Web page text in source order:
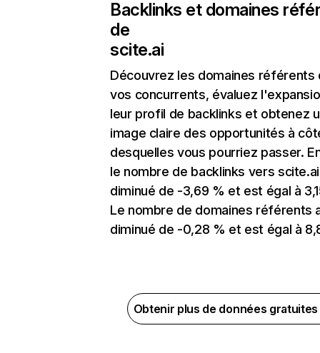
Backlinks et domaines
de
scite.ai
Découvrez les domaines référents
vos concurrents, évaluez
leur profil de backlinks et obtenez
image claire des opportunités à
desquelles vous pourriez passer.
le nombre de backlinks vers
diminué de -3,69 % et est égal à
Le nombre de domaines référents
diminué de -0,28 % et est égal à
Obtenir plus de données